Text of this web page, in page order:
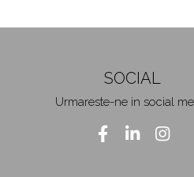
SOCIAL
Urmareste-ne in social